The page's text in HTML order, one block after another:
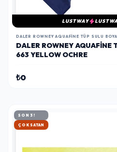
LUSTWAY
DALER ROWNEY AQUAFINE TÜP SULU
DALER ROWNEY AQUAFINE
663 YELLOW OCHRE
₺0
SON 3!
HIZLI KARGO